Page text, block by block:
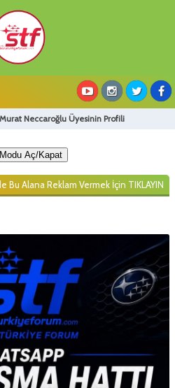
Murat Neccaroğlu Üyesinin Profili
Aç/Kapat
Bu Alana Reklam Vermek İçin TIKLAYIN